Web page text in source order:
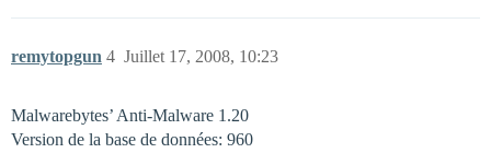
remytopgun Juillet 17, 2008, 10:23
4
Malwarebytes’ Anti-Malware 1.20
Version de la base de données: 960